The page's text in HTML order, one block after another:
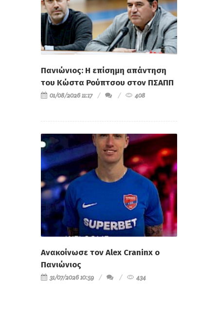
Πανιώνιος: Η επίσημη απάντηση
του Κώστα Ρούπτσου στον ΠΣΑΠΠ
01/08/2026 11:17 408
Ανακοίνωσε τον Alex Craninx ο
Πανιώνιος
31/07/2026 10:59 434